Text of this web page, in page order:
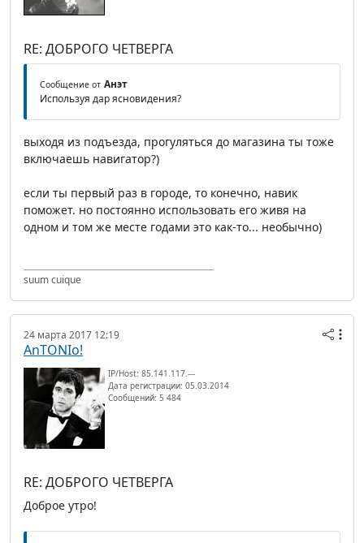
RE: ДОБРОГО ЧЕТВЕРГА
Сообщение от Анэт
Используя дар ясновидения?
выходя из подъезда, прогуляться до магазина ты тоже
включаешь навигатор?)
если ты первый раз в городе, то конечно, навик
поможет. но постоянно использовать его живя на
одном и том же месте годами это как-то... необычно)
suum cuique
24 марта 2017 12:19
AnTONIo!
IP/Host: 85.141.117.---
Дата регистрации: 05.03.2014
Сообщений: 5 484
RE: ДОБРОГО ЧЕТВЕРГА
Доброе утро!